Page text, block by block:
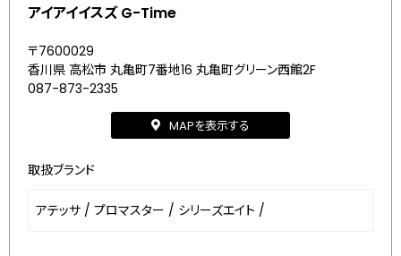
アイアイイスズ G-Time
〒7600029
香川県 高松市 丸亀町7番地16 丸亀町グリーン西館2F
087-873-2335
MAPを表示する
取扱ブランド
アテッサ / プロマスター / シリーズエイト /